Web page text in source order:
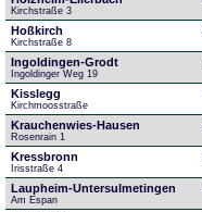
Kirchstraße 3
Hoßkirch
Kirchstraße 8
Ingoldingen-Grodt
Ingoldinger Weg 19
Kisslegg
Kirchmoosstraße
Krauchenwies-Hausen
Rosenrain 1
Kressbronn
Irisstraße 4
Laupheim-Untersulmetingen
Am Espan